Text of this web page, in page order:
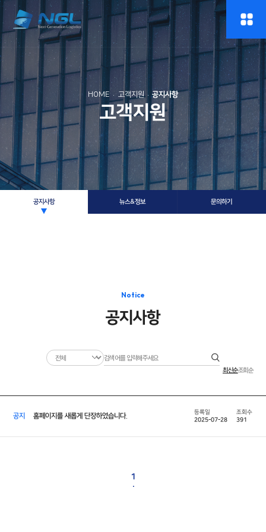
HOME 고객지원 공지사항
고객지원
공지사항 뉴스&정보 문의하기
Notice
공지사항
최신순조회순
공지 홈페이지를 새롭게 단장하였습니다. 2025-07-28 391
1